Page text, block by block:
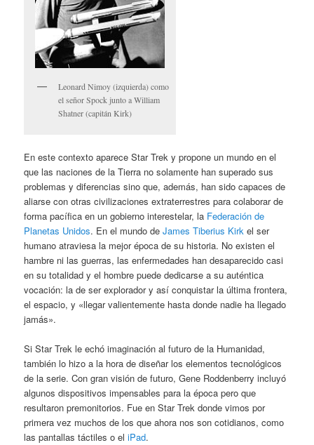
Leonard Nimoy (izquierda) como
el señor Spock junto a William
Shatner (capitán Kirk)
En este contexto aparece Star Trek y propone un mundo en el
que las naciones de la Tierra no solamente han superado sus
problemas y diferencias sino que, además, han sido capaces de
aliarse con otras civilizaciones extraterrestres para colaborar de
forma pacífica en un gobierno interestelar, la Federación de
Planetas Unidos. En el mundo deJames Tiberius Kirk el ser
humano atraviesa la mejor época de su historia. No existen el
hambre ni las guerras, las enfermedades han desaparecido casi
en su totalidad y el hombre puede dedicarse a su auténtica
vocación: la de ser explorador y así conquistar la última frontera,
el espacio, y «llegar valientemente hasta donde nadie ha llegado
jamás».
Si Star Trek le echó imaginación al futuro de la Humanidad,
también lo hizo a la hora de diseñar los elementos tecnológicos
de la serie. Con gran visión de futuro, Gene Roddenberry incluyó
algunos dispositivos impensables para la época pero que
resultaron premonitorios. Fue en Star Trek donde vimos por
primera vez muchos de los que ahora nos son cotidianos, como
las pantallas táctiles o eliPad.